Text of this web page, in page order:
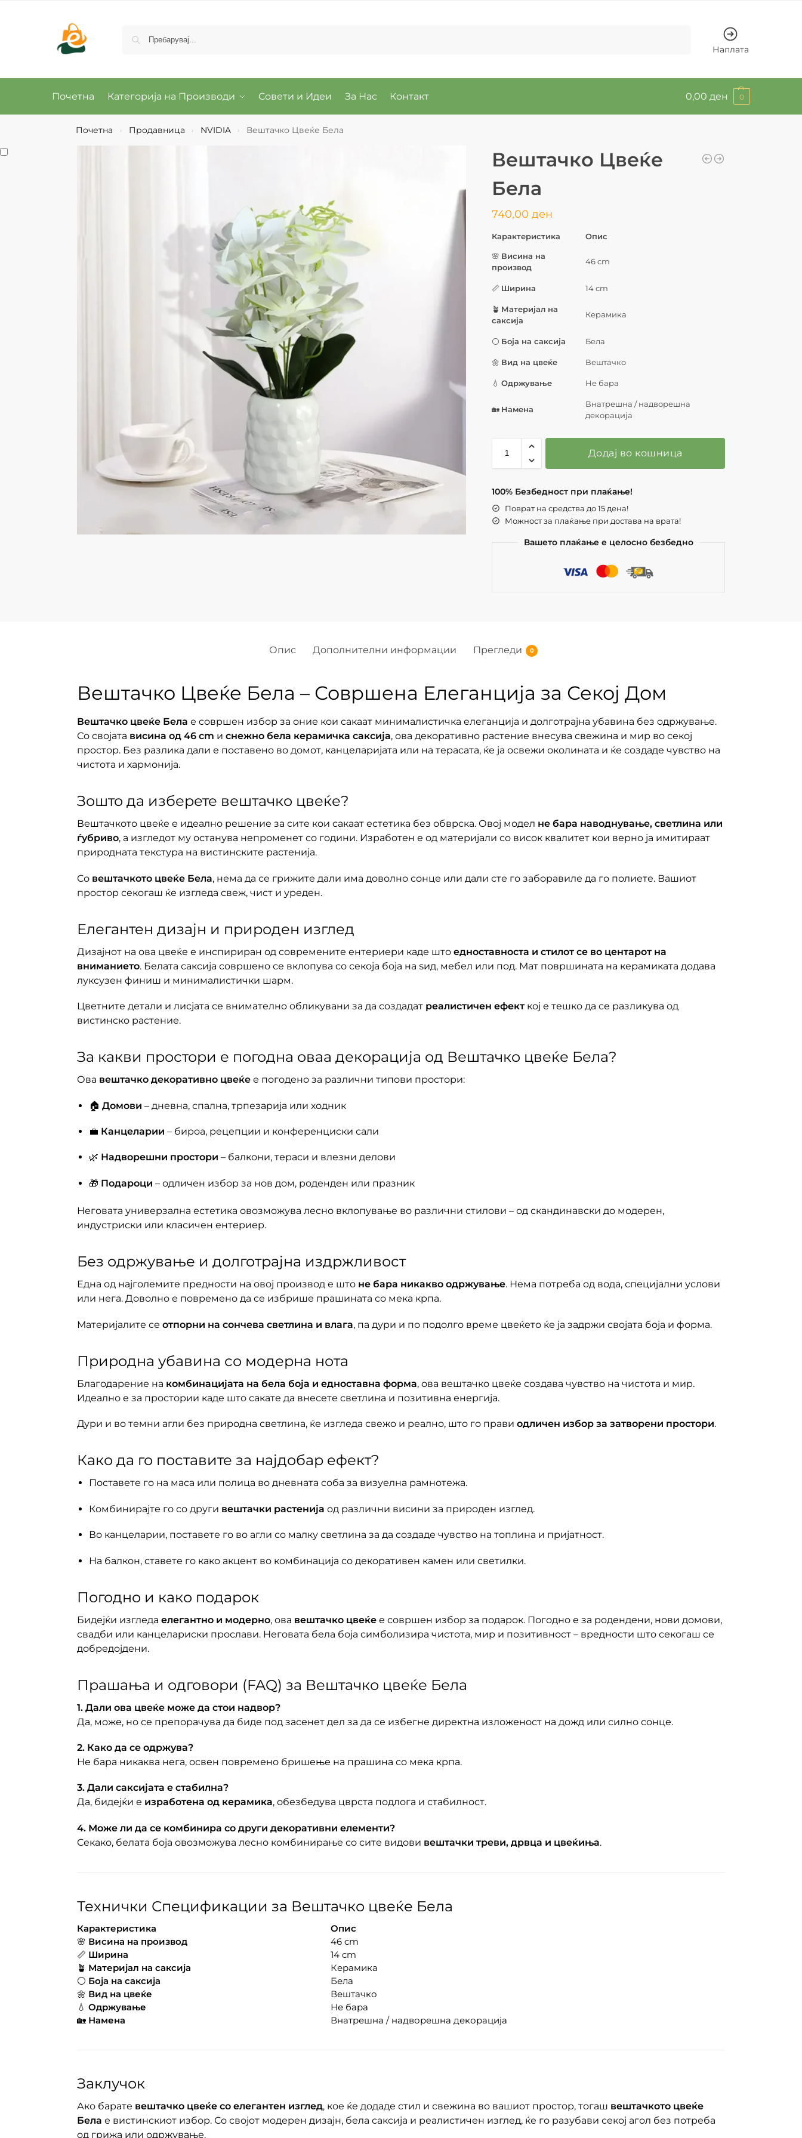
Наплата
Почетна Категорија на Производи Совети и Идеи За Нас Контакт 0,00 ден 0
Почетна › Продавница › NVIDIA › Вештачко Цвеќе Бела
Вештачко Цвеќе
Бела
740,00ден
Карактеристика Опис
🌸 Висина на
производ
46 cm
📏 Ширина 14 cm
🪴 Материјал на
саксија
Керамика
⚪ Боја на саксија Бела
🌼 Вид на цвеќе Вештачко
💧Одржување Не бара
🏡 Намена
Внатрешна / надворешна
декорација
Додај во кошница
100% Безбедност при плаќање!
Поврат на средства до 15 дена!
Можност за плаќање при достава на врата!
Вашето плаќање е целосно безбедно
Опис Дополнителни информации Прегледи 0
Вештачко Цвеќе Бела – Совршена Елеганција за Секој Дом
Вештачко цвеќе Бела е совршен избор за оние кои сакаат минималистичка елеганција и долготрајна убавина без одржување.
Со својата висина од 46 cm и снежно бела керамичка саксија, ова декоративно растение внесува свежина и мир во секој
простор. Без разлика дали е поставено во домот, канцеларијата или на терасата, ќе ја освежи околината и ќе создаде чувство на
чистота и хармонија.
Зошто да изберете вештачко цвеќе?
Вештачкото цвеќе е идеално решение за сите кои сакаат естетика без обврска. Овој модел не бара наводнување, светлина или
ѓубриво, а изгледот му останува непроменет со години. Изработен е од материјали со висок квалитет кои верно ја имитираат
природната текстура на вистинските растенија.
Со вештачкото цвеќе Бела, нема да се грижите дали има доволно сонце или дали сте го заборавиле да го полиете. Вашиот
простор секогаш ќе изгледа свеж, чист и уреден.
Елегантен дизајн и природен изглед
Дизајнот на ова цвеќе е инспириран од современите ентериери каде што едноставноста и стилот се во центарот на
вниманието. Белата саксија совршено се вклопува со секоја боја на ѕид, мебел или под. Мат површината на керамиката додава
луксузен финиш и минималистички шарм.
Цветните детали и лисјата се внимателно обликувани за да создадат реалистичен ефекткој е тешко да се разликува од
вистинско растение.
За какви простори е погодна оваа декорација од Вештачко цвеќе Бела?
Ова вештачко декоративно цвеќее погодено за различни типови простори:
🏠 Домови – дневна, спална, трпезарија или ходник
💼 Канцеларии – бироа, рецепции и конференциски сали
🌿 Надворешни простори – балкони, тераси и влезни делови
🎁 Подароци – одличен избор за нов дом, роденден или празник
Неговата универзална естетика овозможува лесно вклопување во различни стилови – од скандинавски до модерен,
индустриски или класичен ентериер.
Без одржување и долготрајна издржливост
Една од најголемите предности на овој производ е што не бара никакво одржување. Нема потреба од вода, специјални услови
или нега. Доволно е повремено да се избрише прашината со мека крпа.
Материјалите се отпорни на сончева светлина и влага, па дури и по подолго време цвеќето ќе ја задржи својата боја и форма.
Природна убавина со модерна нота
Благодарение на комбинацијата на бела боја и едноставна форма, ова вештачко цвеќе создава чувство на чистота и мир.
Идеално е за простории каде што сакате да внесете светлина и позитивна енергија.
Дури и во темни агли без природна светлина, ќе изгледа свежо и реално, што го прави одличен избор за затворени простори.
Како да го поставите за најдобар ефект?
Поставете го на маса или полица во дневната соба за визуелна рамнотежа.
Комбинирајте го со други вештачки растенија од различни висини за природен изглед.
Во канцеларии, поставете го во агли со малку светлина за да создаде чувство на топлина и пријатност.
На балкон, ставете го како акцент во комбинација со декоративен камен или светилки.
Погодно и како подарок
Бидејќи изгледа елегантно и модерно, ова вештачко цвеќее совршен избор за подарок. Погодно е за родендени, нови домови,
свадби или канцелариски прослави. Неговата бела боја симболизира чистота, мир и позитивност – вредности што секогаш се
добредојдени.
Прашања и одговори (FAQ) за Вештачко цвеќе Бела
1. Дали ова цвеќе може да стои надвор?
Да, може, но се препорачува да биде под засенет дел за да се избегне директна изложеност на дожд или силно сонце.
2. Како да се одржува?
Не бара никаква нега, освен повремено бришење на прашина со мека крпа.
3. Дали саксијата е стабилна?
Да, бидејќи е изработена од керамика, обезбедува цврста подлога и стабилност.
4. Може ли да се комбинира со други декоративни елементи?
Секако, белата боја овозможува лесно комбинирање со сите видови вештачки треви, дрвца и цвеќиња.
Технички Спецификации за Вештачко цвеќе Бела
Карактеристика
Опис
🌸 Висина на производ
46 cm
📏 Ширина
14 cm
🪴 Материјал на саксија
Керамика
⚪ Боја на саксија
Бела
🌼 Вид на цвеќе
Вештачко
💧 Одржување
Не бара
🏡 Намена Внатрешна / надворешна декорација
Заклучок
Ако барате вештачко цвеќе со елегантен изглед, кое ќе додаде стил и свежина во вашиот простор, тогаш вештачкото цвеќе
Бела е вистинскиот избор. Со својот модерен дизајн, бела саксија и реалистичен изглед, ќе го разубави секој агол без потреба
од грижа или одржување.